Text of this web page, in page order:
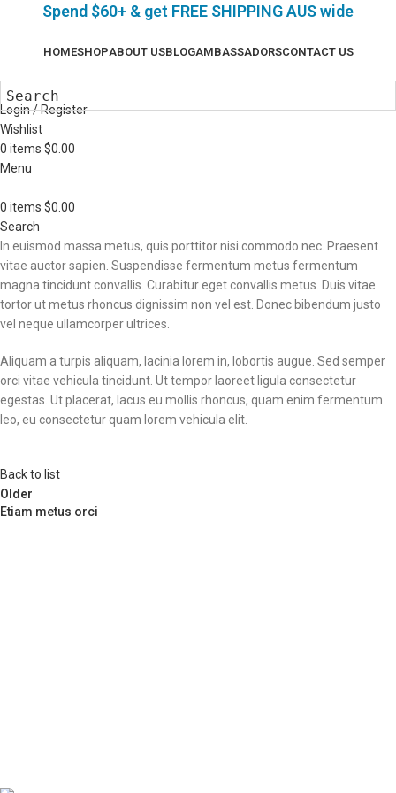
Spend $60+ & get FREE SHIPPING AUS wide
HOMESHOPABOUT USBLOGAMBASSADORSCONTACT US
Login / Register
Wishlist
0 items $0.00
Menu
0 items $0.00
Search
In euismod massa metus, quis porttitor nisi commodo nec. Praesent
vitae auctor sapien. Suspendisse fermentum metus fermentum
magna tincidunt convallis. Curabitur eget convallis metus. Duis vitae
tortor ut metus rhoncus dignissim non vel est. Donec bibendum justo
vel neque ullamcorper ultrices.
Aliquam a turpis aliquam, lacinia lorem in, lobortis augue. Sed semper
orci vitae vehicula tincidunt. Ut tempor laoreet ligula consectetur
egestas. Ut placerat, lacus eu mollis rhoncus, quam enim fermentum
leo, eu consectetur quam lorem vehicula elit.
Back to list
Older
Etiam metus orci